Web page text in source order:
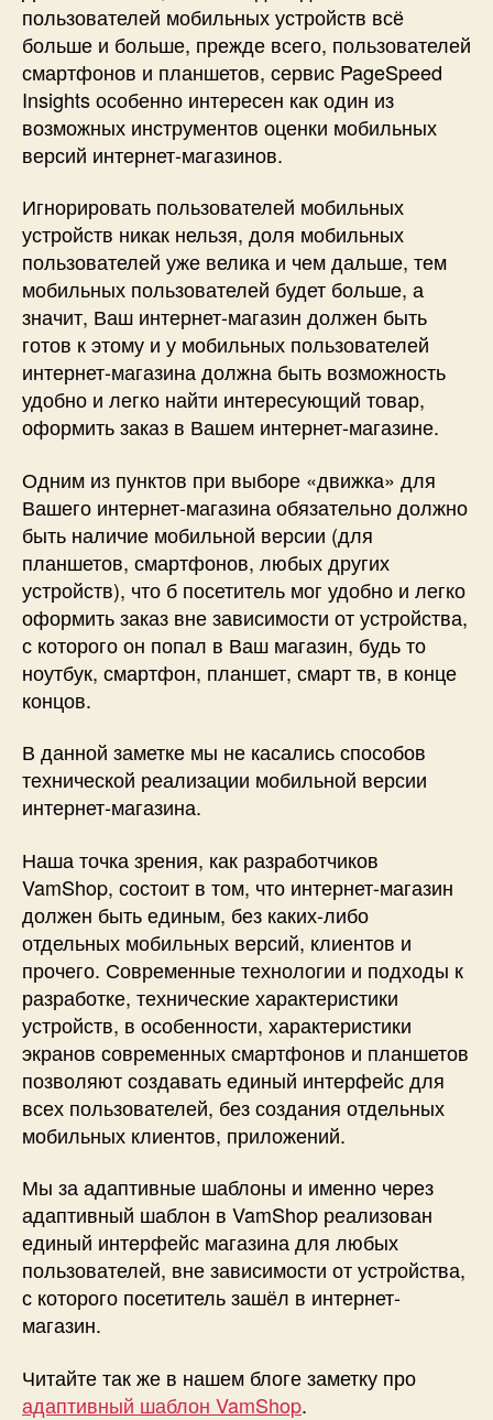
пользователей мобильных устройств всё
больше и больше, прежде всего, пользователей
смартфонов и планшетов, сервис PageSpeed
Insights особенно интересен как один из
возможных инструментов оценки мобильных
версий интернет-магазинов.
Игнорировать пользователей мобильных
устройств никак нельзя, доля мобильных
пользователей уже велика и чем дальше, тем
мобильных пользователей будет больше, а
значит, Ваш интернет-магазин должен быть
готов к этому и у мобильных пользователей
интернет-магазина должна быть возможность
удобно и легко найти интересующий товар,
оформить заказ в Вашем интернет-магазине.
Одним из пунктов при выборе «движка» для
Вашего интернет-магазина обязательно должно
быть наличие мобильной версии (для
планшетов, смартфонов, любых других
устройств), что б посетитель мог удобно и легко
оформить заказ вне зависимости от устройства,
с которого он попал в Ваш магазин, будь то
ноутбук, смартфон, планшет, смарт тв, в конце
концов.
В данной заметке мы не касались способов
технической реализации мобильной версии
интернет-магазина.
Наша точка зрения, как разработчиков
VamShop, состоит в том, что интернет-магазин
должен быть единым, без каких-либо
отдельных мобильных версий, клиентов и
прочего. Современные технологии и подходы к
разработке, технические характеристики
устройств, в особенности, характеристики
экранов современных смартфонов и планшетов
позволяют создавать единый интерфейс для
всех пользователей, без создания отдельных
мобильных клиентов, приложений.
Мы за адаптивные шаблоны и именно через
адаптивный шаблон в VamShop реализован
единый интерфейс магазина для любых
пользователей, вне зависимости от устройства,
с которого посетитель зашёл в интернет-
магазин.
Читайте так же в нашем блоге заметку про
адаптивный шаблон VamShop.